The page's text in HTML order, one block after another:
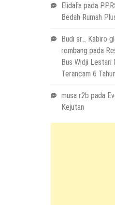
Elidafa pada
Bedah Rumah
Budi sr_ Kabiro
rembang pada
Bus Widji Lestari
Terancam 6
musa r2b pada
Kejutan